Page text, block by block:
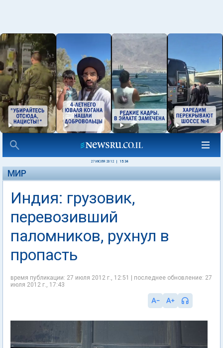
27 ИЮЛЯ 2012 15:34
МИР
Индия: грузовик,
перевозивший
паломников, рухнул в
пропасть
время публикации: 27 июля 2012 г., 12:51 | последнее обновление: 27
июля 2012 г., 17:43